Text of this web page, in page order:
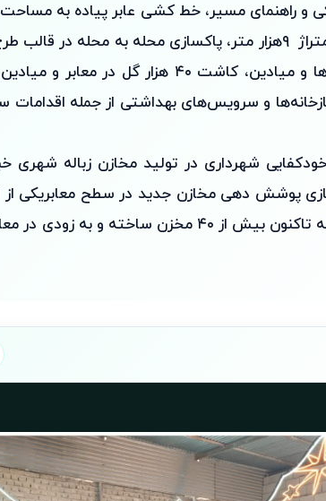
مربع و خط کشی طولی به متراژ ۹هزار متر، پاکسازی محله به محله
سيستم‌های روشنايی پارک‌ها و ميادين، کاشت ۴۰
و سرویس‌های بهداشتی از جمله اقدامات
شهرداری در تولید مخازن زباله شهری
پوشش دهی مخازن جدید در سطح معابریکی
حوزه خدمات شهری است که تاکنون بیش از ۴۰ مخزن